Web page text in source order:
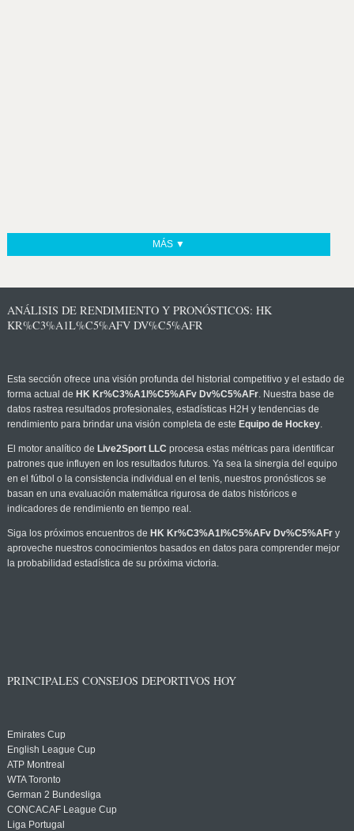
MÁS ▼
ANÁLISIS DE RENDIMIENTO Y PRONÓSTICOS: HK
KR%C3%A1L%C5%AFV DV%C5%AFR
Esta sección ofrece una visión profunda del historial competitivo y el estado de
forma actual de HK Kr%C3%A1l%C5%AFv Dv%C5%AFr. Nuestra base de
datos rastrea resultados profesionales, estadísticas H2H y tendencias de
rendimiento para brindar una visión completa de este Equipo de Hockey.
El motor analítico de Live2Sport LLC procesa estas métricas para identificar
patrones que influyen en los resultados futuros. Ya sea la sinergia del equipo
en el fútbol o la consistencia individual en el tenis, nuestros pronósticos se
basan en una evaluación matemática rigurosa de datos históricos e
indicadores de rendimiento en tiempo real.
Siga los próximos encuentros de HK Kr%C3%A1l%C5%AFv Dv%C5%AFry
aproveche nuestros conocimientos basados en datos para comprender mejor
la probabilidad estadística de su próxima victoria.
PRINCIPALES CONSEJOS DEPORTIVOS HOY
Emirates Cup
English League Cup
ATP Montreal
WTA Toronto
German 2 Bundesliga
CONCACAF League Cup
Liga Portugal